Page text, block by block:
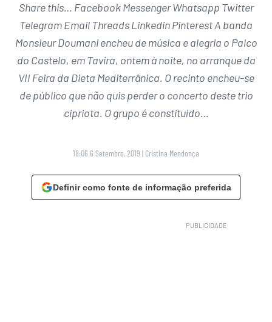
Share this… Facebook Messenger Whatsapp Twitter
Telegram Email Threads Linkedin Pinterest A banda
Monsieur Doumani encheu de música e alegria o Palco
do Castelo, em Tavira, ontem à noite, no arranque da
VII Feira da Dieta Mediterrânica. O recinto encheu-se
de público que não quis perder o concerto deste trio
cipriota. O grupo é constituído…
18:06 6 Setembro, 2019 | Cristina Mendonça
Definir como fonte de informação preferida